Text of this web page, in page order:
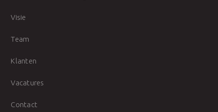
Visie
Team
Klanten
Vacatures
Contact